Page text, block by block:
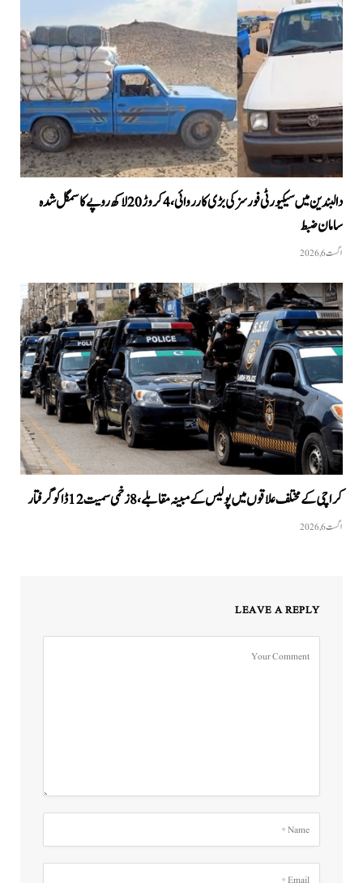
دالبندین میں سیکیورٹی فورسز کی بڑی کارروائی، 4 کروڑ 20 لاکھ روپے کا سمگل شدہ
سامان ضبط
اگست 6, 2026
کراچی کے مختلف علاقوں میں پولیس کے مبینہ مقابلے، 8 زخمی سمیت 12 ڈاکو گرفتار
اگست 6, 2026
LEAVE A REPLY